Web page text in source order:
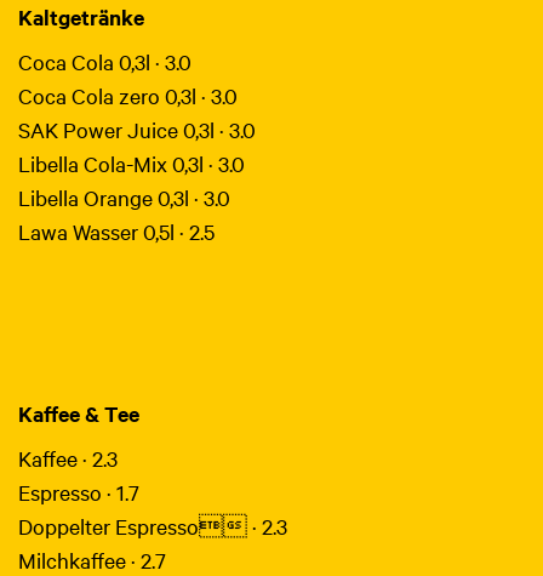
Kaltgetränke
Coca Cola 0,3l · 3.0
Coca Cola zero 0,3l · 3.0
SAK Power Juice 0,3l · 3.0
Libella Cola-Mix 0,3l · 3.0
Libella Orange 0,3l · 3.0
Lawa Wasser 0,5l · 2.5
Kaffee & Tee
Kaffee · 2.3
Espresso · 1.7
Doppelter Espresso · 2.3
Milchkaffee · 2.7